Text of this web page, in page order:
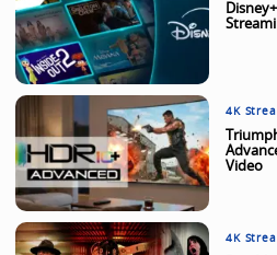
4K
Video
4K